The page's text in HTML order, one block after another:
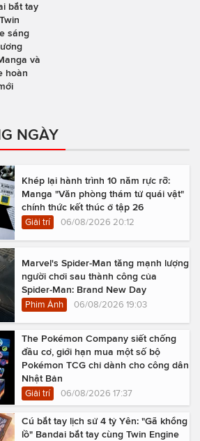
bắt tay
sáng
và
hoàn
NGÀY
Khép lại hành trình 10 năm rực rỡ:
Manga "Văn phòng thám tử quái vật"
chính thức kết thúc ở tập 26
Giải trí 06/08/2026 20:12
Marvel's Spider-Man tăng mạnh lượng
người chơi sau thành công của
Spider-Man: Brand New Day
Phim Ảnh 06/08/2026 19:03
The Pokémon Company siết chống
đầu cơ, giới hạn mua một số bộ
Pokémon TCG chỉ dành cho công dân
Nhật Bản
Giải trí 06/08/2026 17:37
Cú bắt tay lịch sử 4 tỷ Yên: "Gã khổng
lồ" Bandai bắt tay cùng Twin Engine